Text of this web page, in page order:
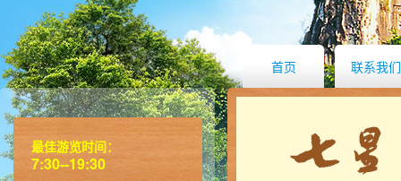
首页 联系我们
最佳游览时间：
7:30--19:30